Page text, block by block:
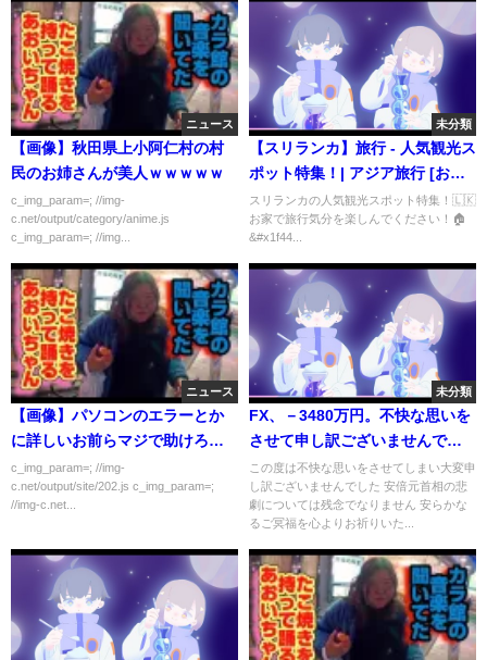
ニュース
【画像】秋田県上小阿仁村の村
民のお姉さんが美人ｗｗｗｗｗ
c_img_param=; //img-
c.net/output/category/anime.js
c_img_param=; //img...
未分類
【スリランカ】旅行 - 人気観光ス
ポット特集！| アジア旅行 [お家
で旅行]
スリランカの人気観光スポット特集！🇱🇰
お家で旅行気分を楽しんでください！🏠
&#x1f44...
ニュース
【画像】パソコンのエラーとか
に詳しいお前らマジで助けろく
ださい！
c_img_param=; //img-
c.net/output/site/202.js c_img_param=;
//img-c.net...
未分類
FX、－3480万円。不快な思いを
させて申し訳ございませんでし
た。
この度は不快な思いをさせてしまい大変申
し訳ございませんでした 安倍元首相の悲
劇については残念でなりません 安らかな
るご冥福を心よりお祈りいた...